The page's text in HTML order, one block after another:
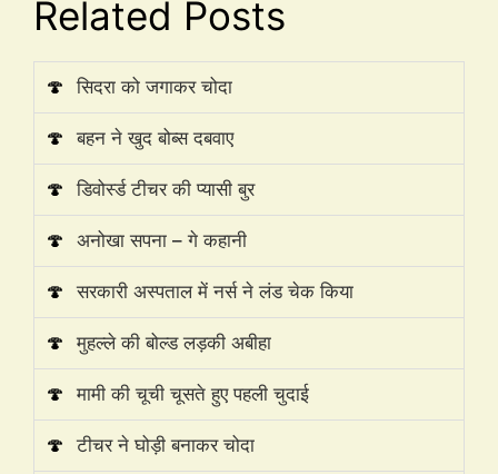
Related Posts
🍄 सिदरा को जगाकर चोदा
🍄 बहन ने खुद बोब्स दबवाए
🍄 डिवोर्स्ड टीचर की प्यासी बुर
🍄 अनोखा सपना – गे कहानी
🍄 सरकारी अस्पताल में नर्स ने लंड चेक किया
🍄 मुहल्ले की बोल्ड लड़की अबीहा
🍄 मामी की चूची चूसते हुए पहली चुदाई
🍄 टीचर ने घोड़ी बनाकर चोदा